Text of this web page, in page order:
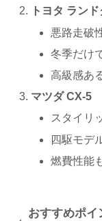
トヨタ ラン
悪路走破
冬季だけ
高級感あ
マツダ CX-5
スタイリ
四駆モデ
燃費性能
おすすめポイ